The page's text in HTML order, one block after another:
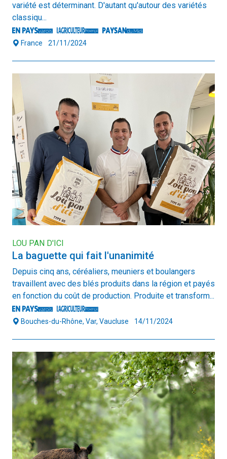
variété est déterminant. D'autant qu'autour des variétés
classiqu...
France 21/11/2024
LOU PAN D'ICI
La baguette qui fait l'unanimité
Depuis cinq ans, céréaliers, meuniers et boulangers
travaillent avec des blés produits dans la région et payés
en fonction du coût de production. Produite et transform...
Bouches-du-Rhône, Var, Vaucluse 14/11/2024